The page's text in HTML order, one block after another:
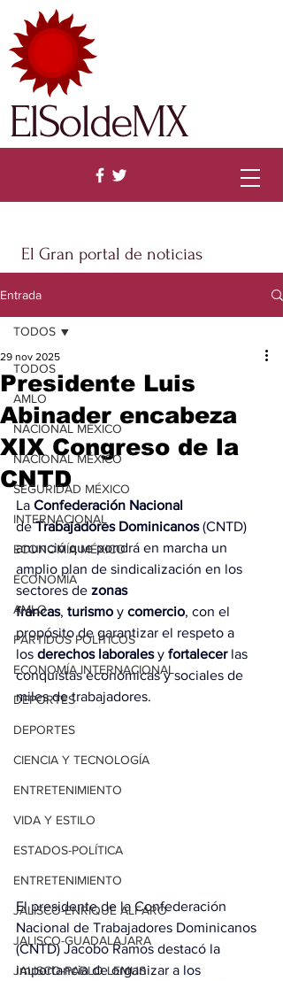
El Gran portal de noticias
ElSoldeMX
Entrada
TODOS
AMLO
NACIONAL MÉXICO
NACIONAL MÉXICO
SEGURIDAD MÉXICO
INTERNACIONAL
ECONOMÍA MÉXICO
ECONOMÍA
AMLO
PARTIDOS POLÍTICOS
ECONOMÍA INTERNACIONAL
DEPORTES
DEPORTES
CIENCIA Y TECNOLOGÍA
ENTRETENIMIENTO
VIDA Y ESTILO
ESTADOS-POLÍTICA
ENTRETENIMIENTO
JALISCO-ENRIQUE ALFARO
JALISCO-GUADALAJARA
JALISCO-PABLO LEMUS
TODOS
Presidente Luis
Abinader encabeza
XIX Congreso de la
CNTD
29 nov 2025
La Confederación Nacional
de Trabajadores Dominicanos (CNTD)
anunció que pondrá en marcha un
amplio plan de sindicalización en los
sectores de zonas
francas, turismo y comercio, con el
propósito de garantizar el respeto a
los derechos laborales y fortalecer las
conquistas económicas y sociales de
miles de trabajadores.
El presidente de la Confederación
Nacional de Trabajadores Dominicanos
(CNTD) Jacobo Ramos destacó la
importancia de organizar a los